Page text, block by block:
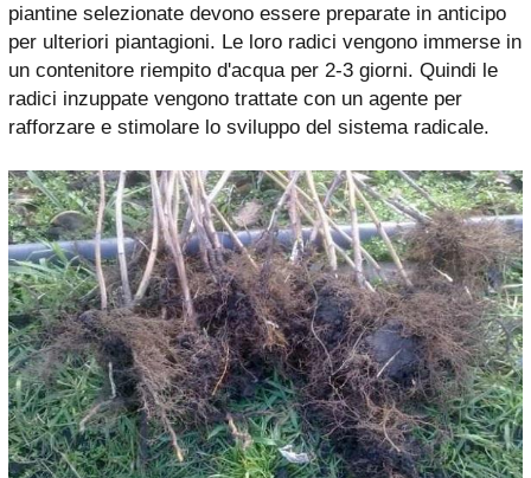
piantine selezionate devono essere preparate in anticipo
per ulteriori piantagioni. Le loro radici vengono immerse in
un contenitore riempito d'acqua per 2-3 giorni. Quindi le
radici inzuppate vengono trattate con un agente per
rafforzare e stimolare lo sviluppo del sistema radicale.